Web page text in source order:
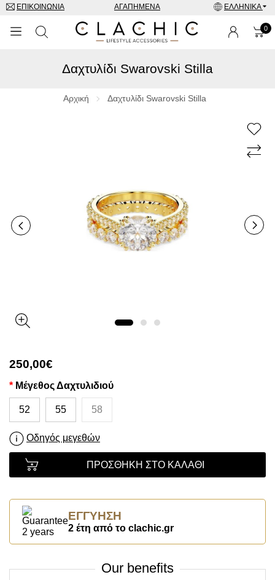
ΕΠΙΚΟΙΝΩΝΊΑ ΑΓΑΠΗΜΈΝΑ ΕΛΛΗΝΙΚΆ
0
ΜΑΡΚΕΣ
ΡΟΛΌΓΙΑ
SPECIAL OFFERS
Δαχτυλίδι Swarovski Stilla
Αρχική Δαχτυλίδι Swarovski Stilla
250,00€
Μέγεθος Δαχτυλιδιού
52 55 58
Οδηγός μεγεθών
ΠΡΟΣΘΉΚΗ ΣΤΟ ΚΑΛΆΘΙ
ΕΓΓΎΗΣΗ
2 έτη από το clachic.gr
Our benefits